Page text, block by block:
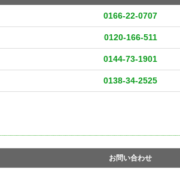
0166-22-0707
0120-166-511
0144-73-1901
0138-34-2525
お問い合わせ